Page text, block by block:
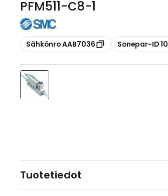
PFM511-C8-1
Kopioi
Sähkönro AAB7036 Kopioi
Sonepar-ID
Tuotetiedot